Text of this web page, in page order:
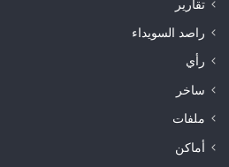
تقارير
راصد السويداء
رأي
ساخر
ملفات
أماكن